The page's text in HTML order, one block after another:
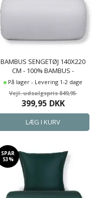
BAMBUS SENGETØJ 140X220
CM - 100% BAMBUS -
LYSEGRÅT SATINVÆVET
På lager - Levering 1-2 dage
849,95
399,95 DKK
SPAR
53%